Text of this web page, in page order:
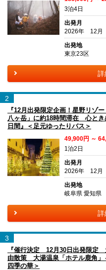
3泊4日
出発月
2026年 12月
出発地
東京23区
詳
2
『12月出発限定企画！星野リゾ
八ヶ岳」に約18時間滞在 心と
日間』＜足元ゆったりバス＞
49,900円 ～
1泊2日
出発月
2026年 12月
出発地
岐阜県 愛知県
詳
3
『催行決定 12月30日出発限定
由散策 大湯温泉「ホテル鹿角
四季の華＞